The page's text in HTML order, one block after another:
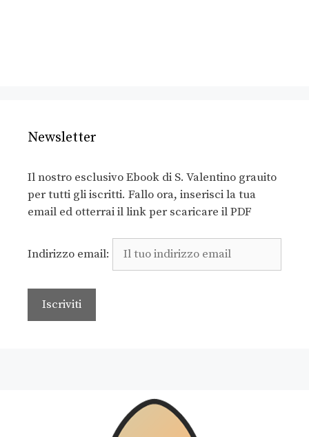
Newsletter
Il nostro esclusivo Ebook di S. Valentino grauito
per tutti gli iscritti. Fallo ora, inserisci la tua
email ed otterrai il link per scaricare il PDF
Indirizzo email: